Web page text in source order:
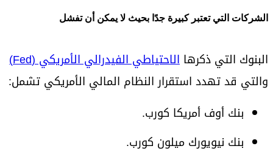
الشركات التي تعتبر كبيرة جدًا بحيث لا يمكن أن تفشل
البنوك التي ذكرها الاحتياطي الفيدرالي الأمريكي (Fed)
والتي قد تهدد استقرار النظام المالي الأمريكي تشمل:
بنك أوف أمريكا كورب.
بنك نيويورك ميلون كورب.